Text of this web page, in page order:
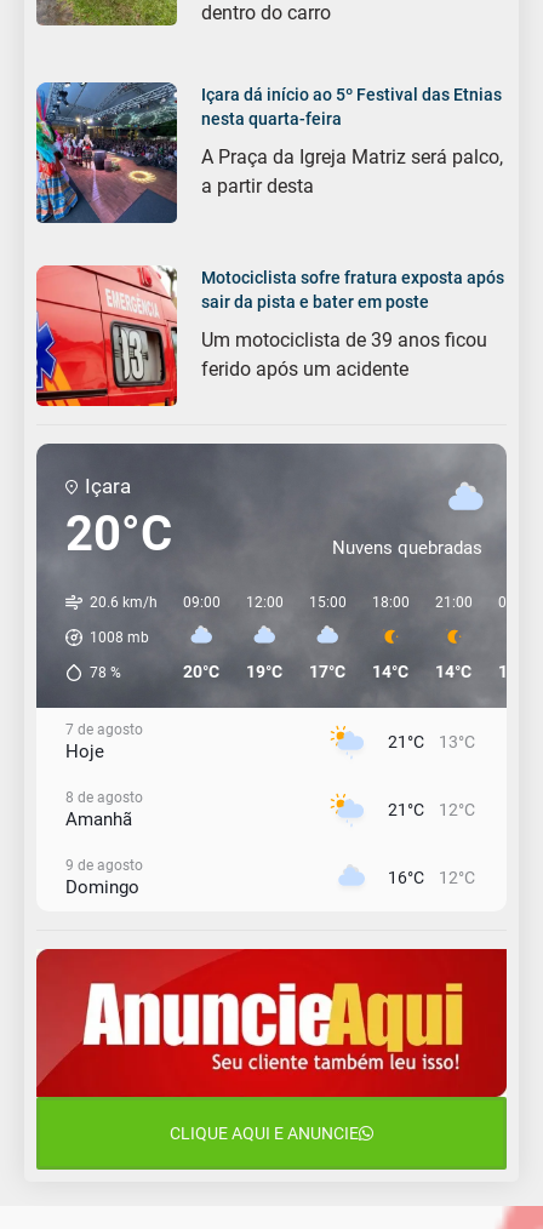
dentro do carro
Içara dá início ao 5º Festival das Etnias
nesta quarta-feira
A Praça da Igreja Matriz será palco,
a partir desta
Motociclista sofre fratura exposta após
sair da pista e bater em poste
Um motociclista de 39 anos ficou
ferido após um acidente
Içara
20°C Nuvens quebradas
20.6 km/h
1008 mb
78 %
09:00
20°C
12:00
19°C
15:00
17°C
18:00
14°C
21:00
14°C
00:00
13°C
7 de agosto
Hoje 21°C 13°C
8 de agosto
Amanhã 21°C 12°C
9 de agosto
Domingo 16°C 12°C
Segunda-Feira 15°C 11°C
11 de agosto
Terça-Feira
CLIQUE AQUI E ANUNCIE